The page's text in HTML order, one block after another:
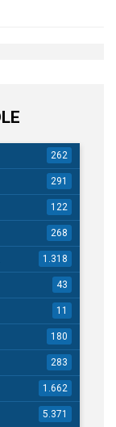
262
291
122
268
1.318
43
11
180
283
1.662
5.371